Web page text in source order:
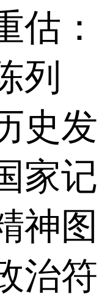
估：
列
史发
家记
神图
治符